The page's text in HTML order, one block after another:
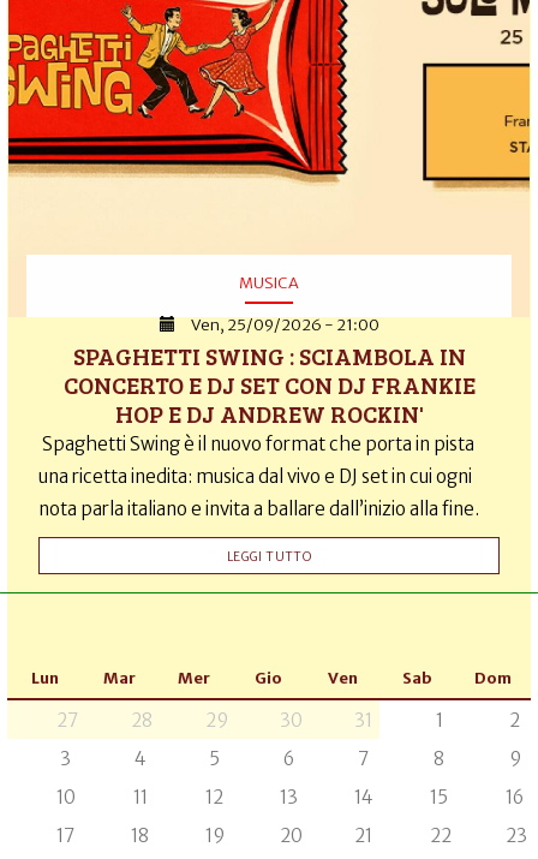
MUSICA
Ven, 25/09/2026 - 21:00
SPAGHETTI SWING : SCIAMBOLA IN
CONCERTO E DJ SET CON DJ FRANKIE
HOP E DJ ANDREW ROCKIN'
Spaghetti Swing è il nuovo format che porta in pista
una ricetta inedita: musica dal vivo e DJ set in cui ogni
nota parla italiano e invita a ballare dall’inizio alla fine.
LEGGI TUTTO
Lun Mar Mer Gio Ven Sab Dom
27 28 29 30 31 1
2
3
4 5 6 7 8
9
10
11 12 13 14 15
16
17
18 19 20 21 22
23